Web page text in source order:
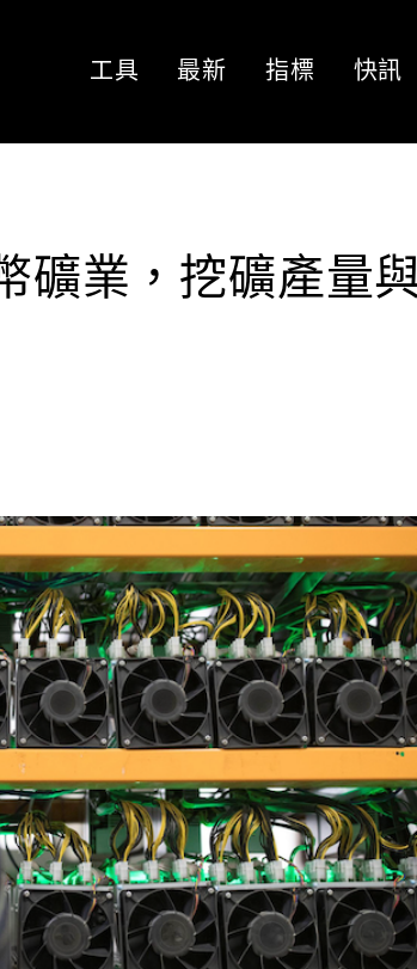
工具 最新 指標 快訊
礦業，挖礦產量